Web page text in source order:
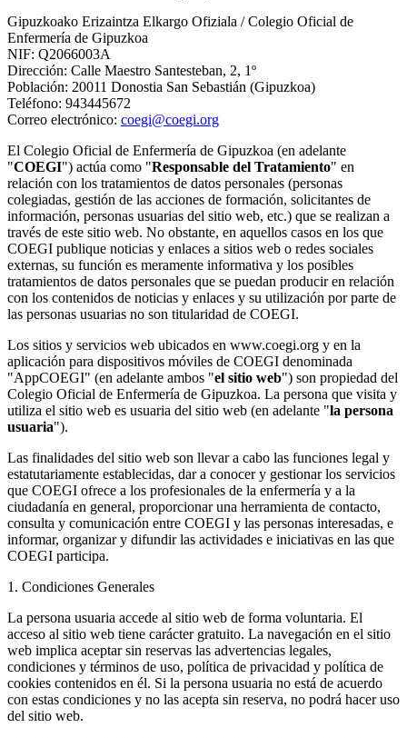
Gipuzkoako Erizaintza Elkargo Ofiziala / Colegio Oficial de
Enfermería de Gipuzkoa
NIF: Q2066003A
Dirección: Calle Maestro Santesteban, 2, 1º
Población: 20011 Donostia San Sebastián (Gipuzkoa)
Teléfono: 943445672
Correo electrónico: coegi@coegi.org
El Colegio Oficial de Enfermería de Gipuzkoa (en adelante
"COEGI") actúa como "Responsable del Tratamiento" en
relación con los tratamientos de datos personales (personas
colegiadas, gestión de las acciones de formación, solicitantes de
información, personas usuarias del sitio web, etc.) que se realizan a
través de este sitio web. No obstante, en aquellos casos en los que
COEGI publique noticias y enlaces a sitios web o redes sociales
externas, su función es meramente informativa y los posibles
tratamientos de datos personales que se puedan producir en relación
con los contenidos de noticias y enlaces y su utilización por parte de
las personas usuarias no son titularidad de COEGI.
Los sitios y servicios web ubicados en www.coegi.org y en la
aplicación para dispositivos móviles de COEGI denominada
"AppCOEGI" (en adelante ambos "el sitio web") son propiedad del
Colegio Oficial de Enfermería de Gipuzkoa. La persona que visita y
utiliza el sitio web es usuaria del sitio web (en adelante "la persona
usuaria").
Las finalidades del sitio web son llevar a cabo las funciones legal y
estatutariamente establecidas, dar a conocer y gestionar los servicios
que COEGI ofrece a los profesionales de la enfermería y a la
ciudadanía en general, proporcionar una herramienta de contacto,
consulta y comunicación entre COEGI y las personas interesadas, e
informar, organizar y difundir las actividades e iniciativas en las que
COEGI participa.
1. Condiciones Generales
La persona usuaria accede al sitio web de forma voluntaria. El
acceso al sitio web tiene carácter gratuito. La navegación en el sitio
web implica aceptar sin reservas las advertencias legales,
condiciones y términos de uso, política de privacidad y política de
cookies contenidos en él. Si la persona usuaria no está de acuerdo
con estas condiciones y no las acepta sin reserva, no podrá hacer uso
del sitio web.